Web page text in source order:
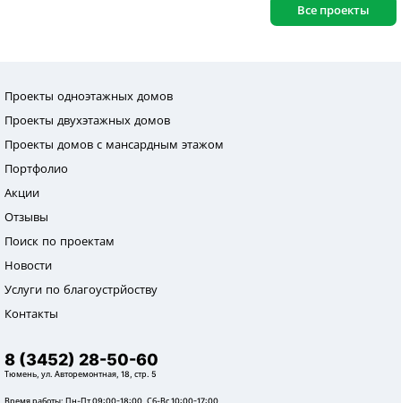
Все проекты
Проекты одноэтажных домов
Проекты двухэтажных домов
Проекты домов с мансардным этажом
Портфолио
Акции
Отзывы
Поиск по проектам
Новости
Услуги по благоустрйоству
Контакты
8 (3452) 28-50-60
Тюмень, ул. Авторемонтная, 18, стр. 5
Время работы: Пн-Пт 09:00-18:00, Сб-Вс 10:00-17:00